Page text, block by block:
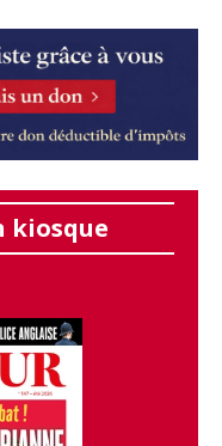
kiosque